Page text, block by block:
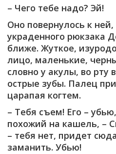
– Чего тебе надо? Эй!
Оно повернулось к
украденного рюкзака
ближе. Жуткое,
лицо, маленькие,
словно у акулы, во рту
острые зубы. Палец
царапая когтем.
– Тебя съем! Его –
похожий на кашель, –
– тебя нет, придет
заманить. Убью!